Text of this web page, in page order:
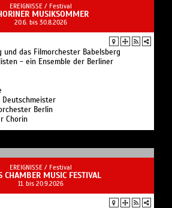
EREIGNISSE / Festival
MUSIKSOMMER
20.6. bis 30.8.2026
und das Filmorchester Babelsberg
- ein Ensemble der Berliner
Berlin
Chorin
EREIGNISSE / Festival
CHAMBER MUSIC FESTIVAL
11. bis 20.9.2026